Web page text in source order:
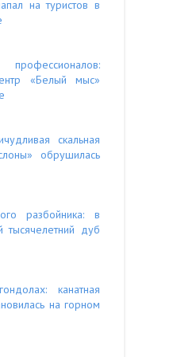
на туристов в
«Белый мыс»
скальная
обрушилась
разбойника: в
тысячелетний дуб
канатная
на горном